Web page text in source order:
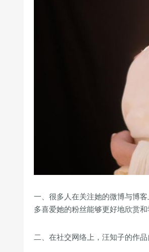
一、很多人在关注她的微博与博
多喜爱她的粉丝能够更好地欣赏
二、在社交网络上，汪知子的作